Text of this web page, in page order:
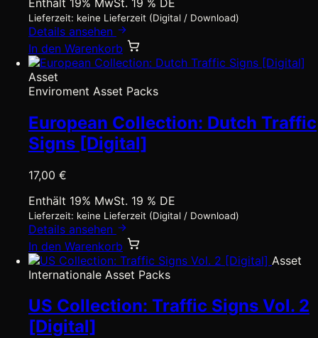
Lieferzeit: keine Lieferzeit (Digital / Download)
Details ansehen
In den Warenkorb
Asset
Enviroment Asset Packs
European Collection: Dutch Traffic
Signs [Digital]
17,00 €
Enthält 19% MwSt. 19 % DE
Lieferzeit: keine Lieferzeit (Digital / Download)
Details ansehen
In den Warenkorb
Asset
Internationale Asset Packs
US Collection: Traffic Signs Vol. 2
[Digital]